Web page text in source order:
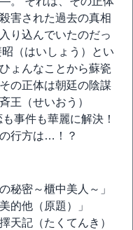
害された過去の真相
り込んでいたのだっ
（はいしょう）とい
ょんなことから蘇瓷
の正体は朝廷の陰謀
王（せいおう）
事件も華麗に解決！
行方は…！？
秘密～櫃中美人～」
的他（原題）」
天記（たくてんき）